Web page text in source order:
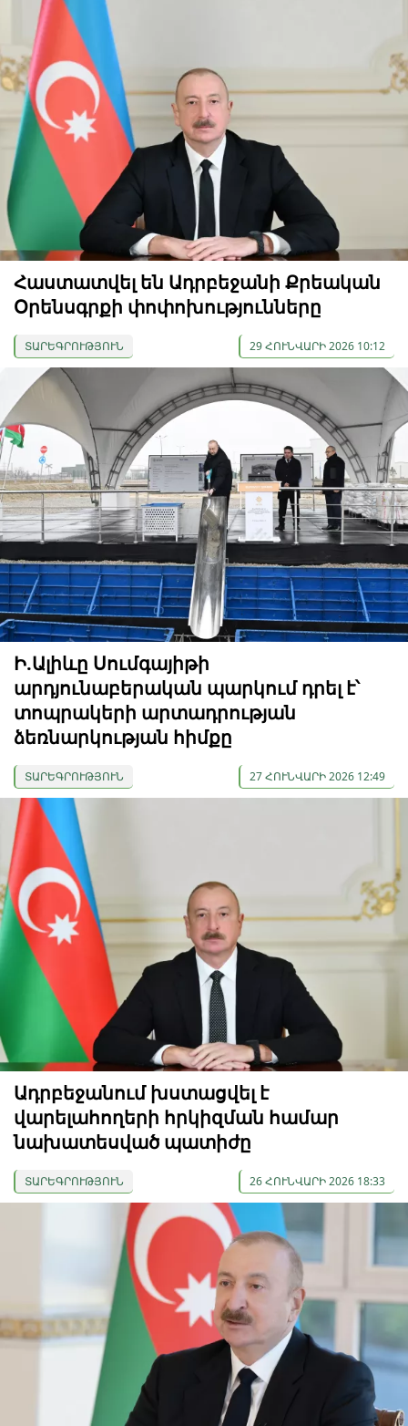
Հաստատվել են Ադրբեջանի Քրեական
Օրենսգրքի փոփոխությունները
ՏԱՐԵԳՐՈՒԹՅՈՒՆ 29 ՀՈՒՆՎԱՐԻ 2026 10:12
Ի.Ալիևը Սումգայիթի
արդյունաբերական պարկում դրել է՝
տոպրակերի արտադրության
ձեռնարկության հիմքը
ՏԱՐԵԳՐՈՒԹՅՈՒՆ 27 ՀՈՒՆՎԱՐԻ 2026 12:49
Ադրբեջանում խստացվել է
վարելահողերի հրկիզման համար
նախատեսված պատիժը
ՏԱՐԵԳՐՈՒԹՅՈՒՆ 26 ՀՈՒՆՎԱՐԻ 2026 18:33